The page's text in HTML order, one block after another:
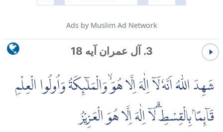
Ads by Muslim Ad Network
3. آل عمران آیه 18
شَهِدَ اللّٰهُ اَنَّهٗ لَآ اِلٰهَ اِلَّا هُوَۙ وَالْمَلٰۤىِٕكَةُ وَاُولُوا الْعِلْمِ
قَاۤىِٕمًاۢ بِالْقِسْطِۗ لَآ اِلٰهَ اِلَّا هُوَ الْعَزِيْزُ